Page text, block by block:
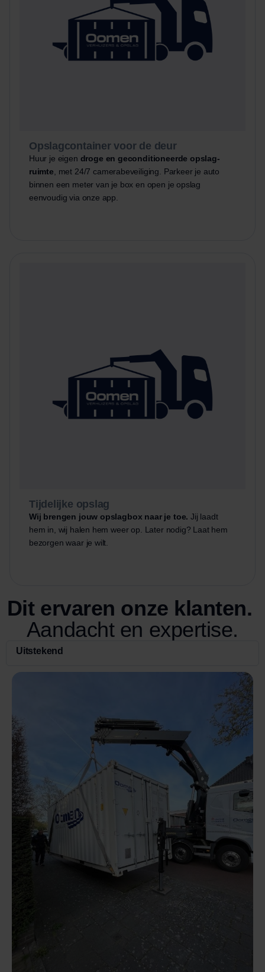
Opslagcontainer voor de deur
Huur je eigen droge en geconditioneerde opslag-
ruimte , met 24/7 camerabeveiliging. Parkeer je auto
binnen een meter van je box en open je opslag
eenvoudig via onze app.
Tijdelijke opslag
Wij brengen jouw opslagbox naar je toe. Jij laadt
hem in, wij halen hem weer op. Later nodig? Laat hem
bezorgen waar je wilt.
Dit ervaren onze klanten.
Aandacht en expertise.
Uitstekend